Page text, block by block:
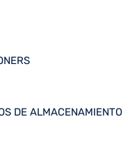
DE ALMACENAMIENTO